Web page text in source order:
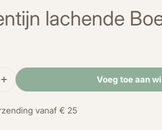
lachende
de hoeveelheid voor Serpentijn
Verhoog de hoeveelheid voor
Voeg toe aan
vanaf € 25